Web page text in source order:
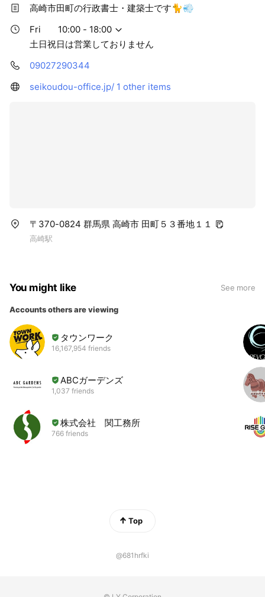
高崎市田町の行政書士・建築士です🐈💨
Fri
10:00 - 18:00
土日祝日は営業しておりません
09027290344
seikoudou-office.jp/ 1 other items
〒370-0824 群馬県 高崎市 田町５３番地１１
高崎駅
You might like See more
Accounts others are viewing
タウンワーク
16,167,954 friends
ABCガーデンズ
1,037 friends
株式会社 関工務所
766 friends
Top
@681hrfki